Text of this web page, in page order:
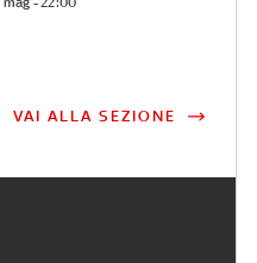
VAI ALLA SEZIONE